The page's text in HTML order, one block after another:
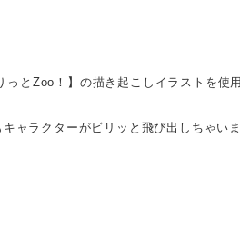
とZoo！】の描き起こしイラストを使
ャラクターがビリッと飛び出しちゃいま